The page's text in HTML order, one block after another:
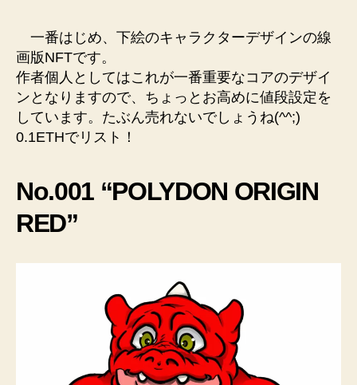
一番はじめ、下絵のキャラクターデザインの線
画版NFTです。
作者個人としてはこれが一番重要なコアのデザイ
ンとなりますので、ちょっとお高めに値段設定を
しています。たぶん売れないでしょうね(^^;)
0.1ETHでリスト！
No.001 “POLYDON ORIGIN
RED”